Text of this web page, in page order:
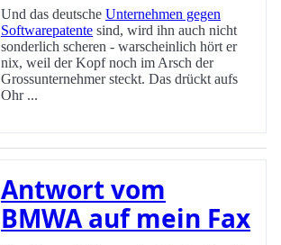
Und das deutsche Unternehmen gegen
Softwarepatente sind, wird ihn auch nicht
sonderlich scheren - warscheinlich hört er
nix, weil der Kopf noch im Arsch der
Grossunternehmer steckt. Das drückt aufs
Ohr ...
Antwort vom
BMWA auf mein Fax